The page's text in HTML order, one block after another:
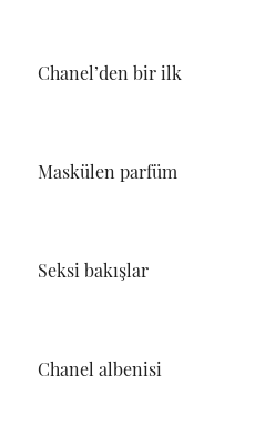
Chanel’den bir ilk
Maskülen parfüm
Seksi bakışlar
Chanel albenisi